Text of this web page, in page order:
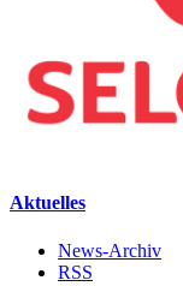
Aktuelles
News-Archiv
RSS